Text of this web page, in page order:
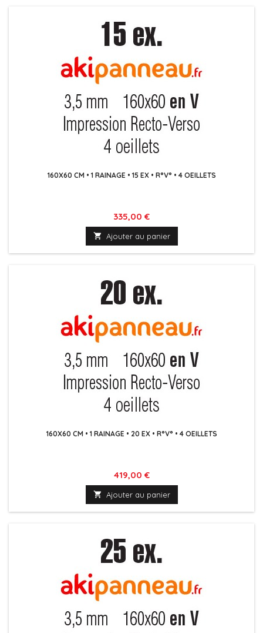
160X60 CM • 1 RAINAGE • 15 EX • R°V° • 4 OEILLETS
Prix
335,00 €
 Ajouter au panier
160X60 CM • 1 RAINAGE • 20 EX • R°V° • 4 OEILLETS
Prix
419,00 €
 Ajouter au panier